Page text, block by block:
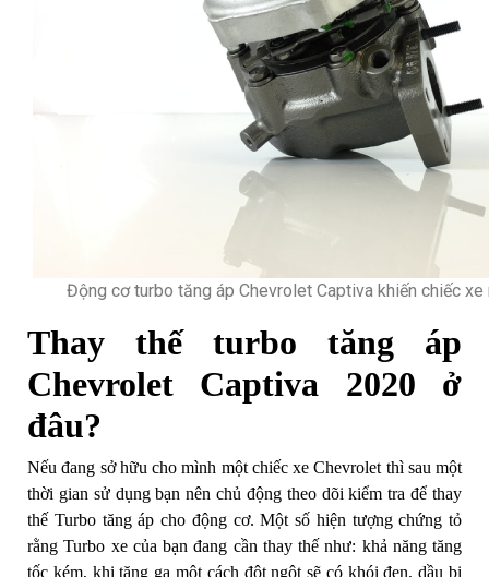
Động cơ turbo tăng áp Chevrolet Captiva khiến chiếc xe
Thay thế turbo tăng áp
Chevrolet Captiva 2020 ở
đâu?
Nếu đang sở hữu cho mình một chiếc xe Chevrolet thì sau một
thời gian sử dụng bạn nên chủ động theo dõi kiểm tra để thay
thế Turbo tăng áp cho động cơ. Một số hiện tượng chứng tỏ
rằng Turbo xe của bạn đang cần thay thế như: khả năng tăng
tốc kém, khi tăng ga một cách đột ngột sẽ có khói đen, dầu bị